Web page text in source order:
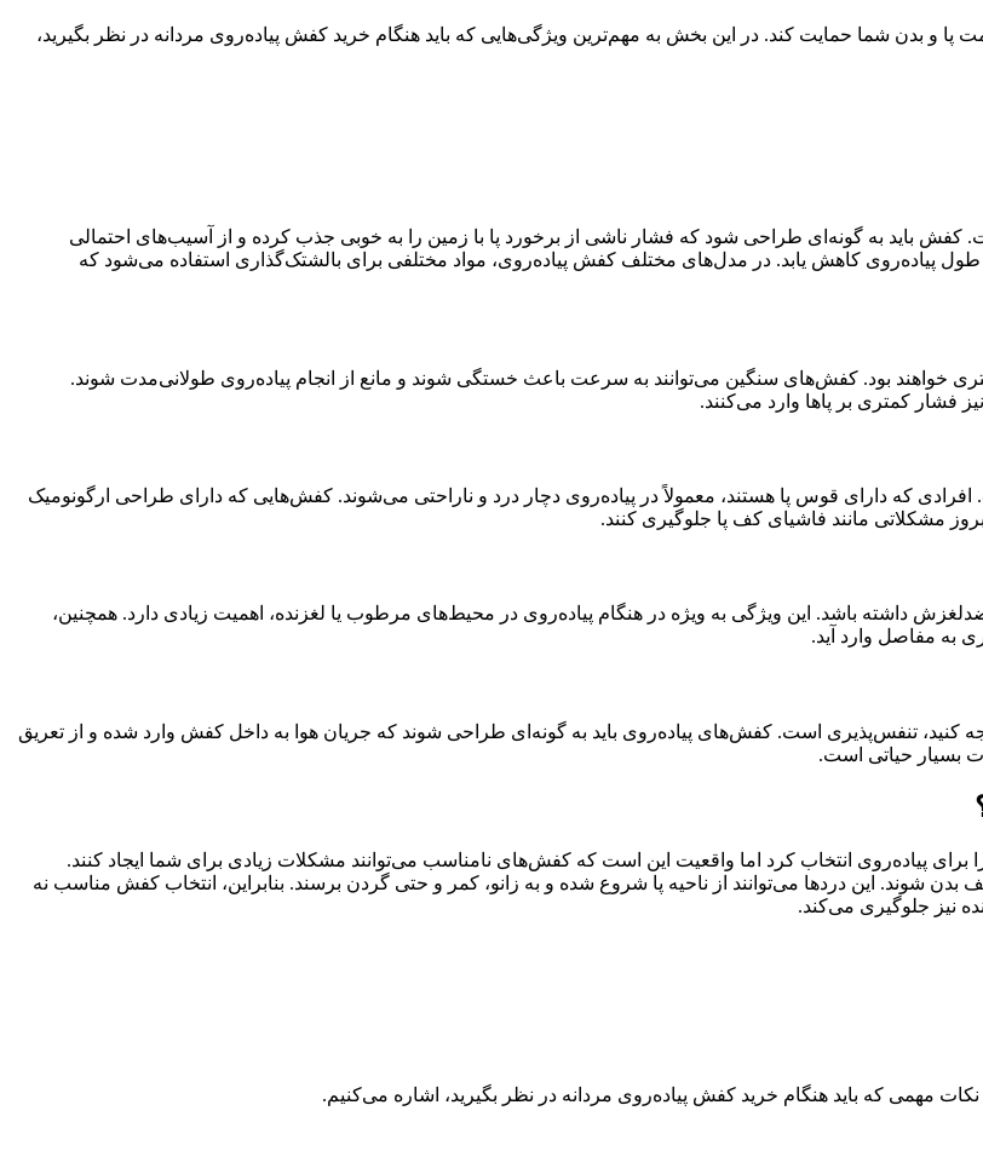
پا و بدن شما حمایت کند. در این بخش به مهم‌ترین ویژگی‌هایی که باید هنگام خرید کفش پیاده‌روی مردانه در نظر بگیرید،
کفش باید به گونه‌ای طراحی شود که فشار ناشی از برخورد پا با زمین را به خوبی جذب کرده و از آسیب‌های احتمالی
پیاده‌روی کاهش یابد. در مدل‌های مختلف کفش پیاده‌روی، مواد مختلفی برای بالشتک‌گذاری استفاده می‌شود که
خواهند بود. کفش‌های سنگین می‌توانند به سرعت باعث خستگی شوند و مانع از انجام پیاده‌روی طولانی‌مدت شوند.
فشار کمتری بر پاها وارد می‌کنند.
که دارای قوس پا هستند، معمولاً در پیاده‌روی دچار درد و ناراحتی می‌شوند. کفش‌هایی که دارای طراحی ارگونومیک
مشکلاتی مانند فاشیای کف پا جلوگیری کنند.
داشته باشد. این ویژگی به ویژه در هنگام پیاده‌روی در محیط‌های مرطوب یا لغزنده، اهمیت زیادی دارد. همچنین،
به مفاصل وارد آید.
کنید، تنفس‌پذیری است. کفش‌های پیاده‌روی باید به گونه‌ای طراحی شوند که جریان هوا به داخل کفش وارد شده و از تعریق
بسیار حیاتی است.
پیاده‌روی انتخاب کرد اما واقعیت این است که کفش‌های نامناسب می‌توانند مشکلات زیادی برای شما ایجاد کنند.
شوند. این دردها می‌توانند از ناحیه پا شروع شده و به زانو، کمر و حتی گردن برسند. بنابراین، انتخاب کفش مناسب نه
نیز جلوگیری می‌کند.
مهمی که باید هنگام خرید کفش پیاده‌روی مردانه در نظر بگیرید، اشاره می‌کنیم.